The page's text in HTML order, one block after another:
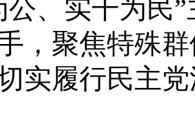
公、实干为民
，聚焦特殊
实履行民主